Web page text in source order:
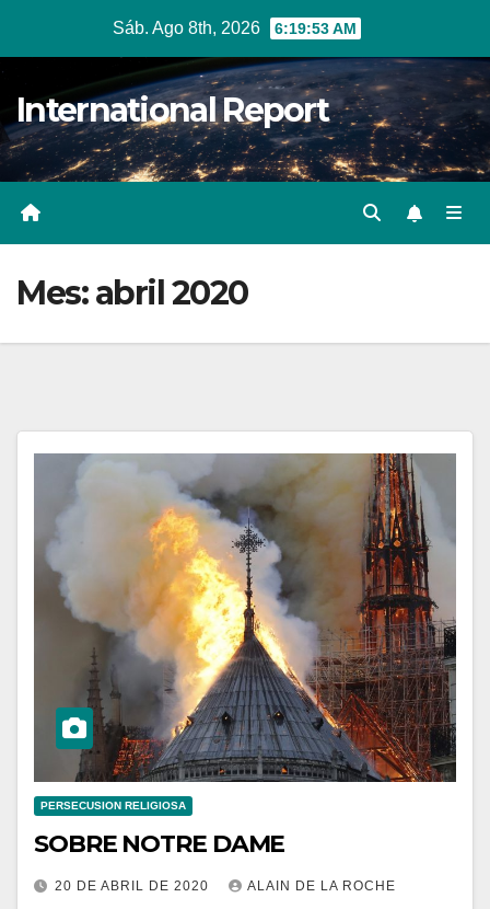
Sáb. Ago 8th, 2026 6:19:54 AM
International Report
Mes:abril 2020
PERSECUSION RELIGIOSA
SOBRE NOTRE DAME
20 DE ABRIL DE 2020 ALAIN DE LA ROCHE